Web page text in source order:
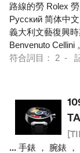
路線的勞 Rolex
Pусский 简体中
義大利文藝復興
Benvenuto Cellini
符合詞目： 2 -
... 手錶 ， 腕錶 ，